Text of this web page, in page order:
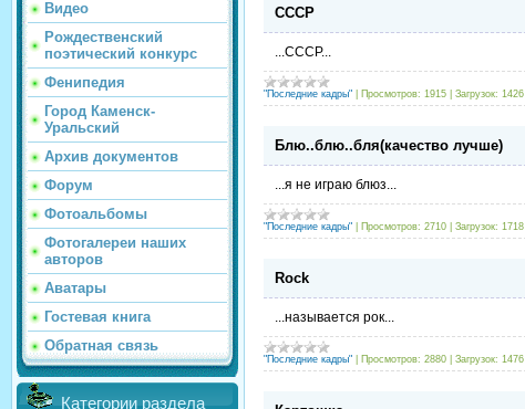
Видео
Рождественский
поэтический конкурс
Фенипедия
Город Каменск-
Уральский
Архив документов
Форум
Фотоальбомы
Фотогалереи наших
авторов
Аватары
Гостевая книга
Обратная связь
Категории раздела
СССР
...СССР...
"Последние кадры" Просмотров: 1915 Загрузок: 1426
Блю..блю..бля(качество лучше)
...я не играю блюз...
"Последние кадры" Просмотров: 2710 Загрузок: 1718
Rock
...называется рок...
"Последние кадры" Просмотров: 2880 Загрузок: 1476